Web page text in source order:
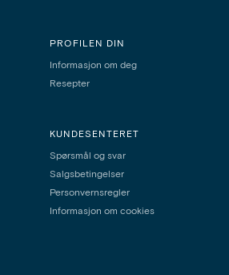
PROFILEN DIN
Informasjon om deg
Resepter
KUNDESENTERET
Spørsmål og svar
Salgsbetingelser
Personvernsregler
Informasjon om cookies